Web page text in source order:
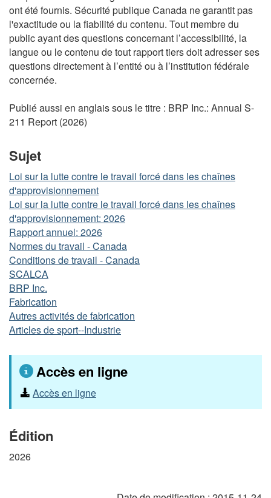
ont été fournis. Sécurité publique Canada ne garantit pas
l'exactitude ou la fiabilité du contenu. Tout membre du
public ayant des questions concernant l’accessibilité, la
langue ou le contenu de tout rapport tiers doit adresser ses
questions directement à l’entité ou à l’institution fédérale
concernée.
Publié aussi en anglais sous le titre : BRP Inc.: Annual S-
211 Report (2026)
Sujet
Loi sur la lutte contre le travail forcé dans les chaînes
d'approvisionnement
Loi sur la lutte contre le travail forcé dans les chaînes
d'approvisionnement: 2026
Rapport annuel: 2026
Normes du travail - Canada
Conditions de travail - Canada
SCALCA
BRP Inc.
Fabrication
Autres activités de fabrication
Articles de sport--Industrie
Accès en ligne
Accès en ligne
Édition
2026